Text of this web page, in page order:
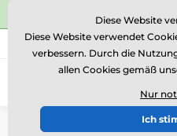
⭐Siehe 504 verifizierte
Rufen Sie uns an (Mo-Fr 15-18)
Einführung AUSVERKAUF
Diese Website
Diese Website verwendet
verbessern. Durch die
allen Cookies gemäß
Nur
Ich